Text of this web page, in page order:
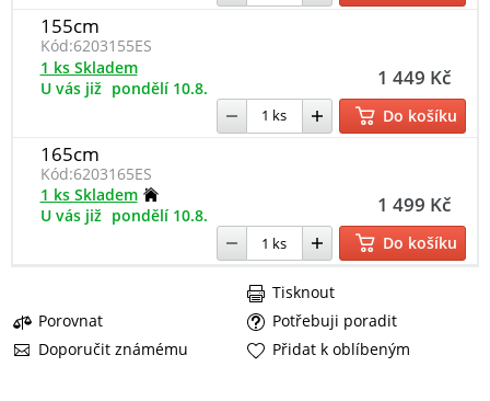
155cm
Kód:6203155ES
1 449 Kč
1 ks Skladem
U vás již pondělí 10.8.
Do košíku
165cm
Kód:6203165ES
1 499 Kč
1 ks Skladem
U vás již pondělí 10.8.
Do košíku
Porovnat
Potřebuji poradit
Doporučit známému
Tisknout
Přidat k oblíbeným